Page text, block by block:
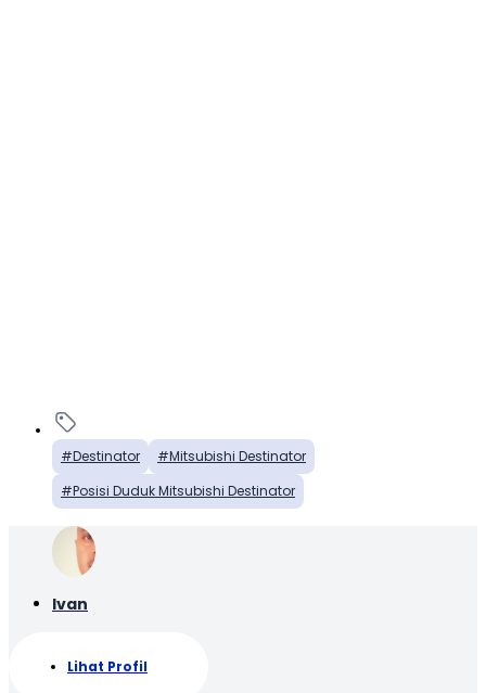
Destinator
Mitsubishi Destinator
Posisi Duduk Mitsubishi Destinator
Ivan
Lihat Profil